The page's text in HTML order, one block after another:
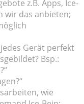
z.B. Apps, Ice-
wir das anbieten;
Gerät perfekt
Bsp.:
wie